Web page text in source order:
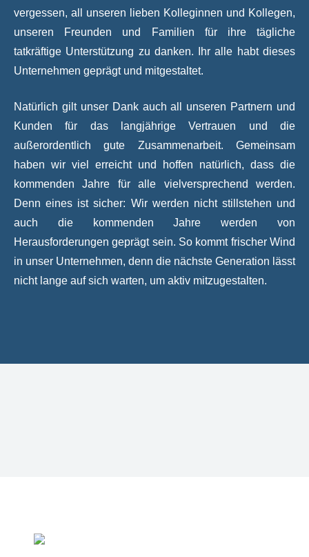
vergessen, all unseren lieben Kolleginnen und Kollegen,
unseren Freunden und Familien für ihre tägliche
tatkräftige Unterstützung zu danken. Ihr alle habt dieses
Unternehmen geprägt und mitgestaltet.
Natürlich gilt unser Dank auch all unseren Partnern und
Kunden für das langjährige Vertrauen und die
außerordentlich gute Zusammenarbeit. Gemeinsam
haben wir viel erreicht und hoffen natürlich, dass die
kommenden Jahre für alle vielversprechend werden.
Denn eines ist sicher: Wir werden nicht stillstehen und
auch die kommenden Jahre werden von
Herausforderungen geprägt sein. So kommt frischer Wind
in unser Unternehmen, denn die nächste Generation lässt
nicht lange auf sich warten, um aktiv mitzugestalten.